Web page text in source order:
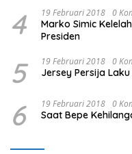
4 19 Februari 2018 0
Marko Simic
Presiden
5 19 Februari 2018 0
Jersey Persija
6 19 Februari 2018 0
Saat Bepe